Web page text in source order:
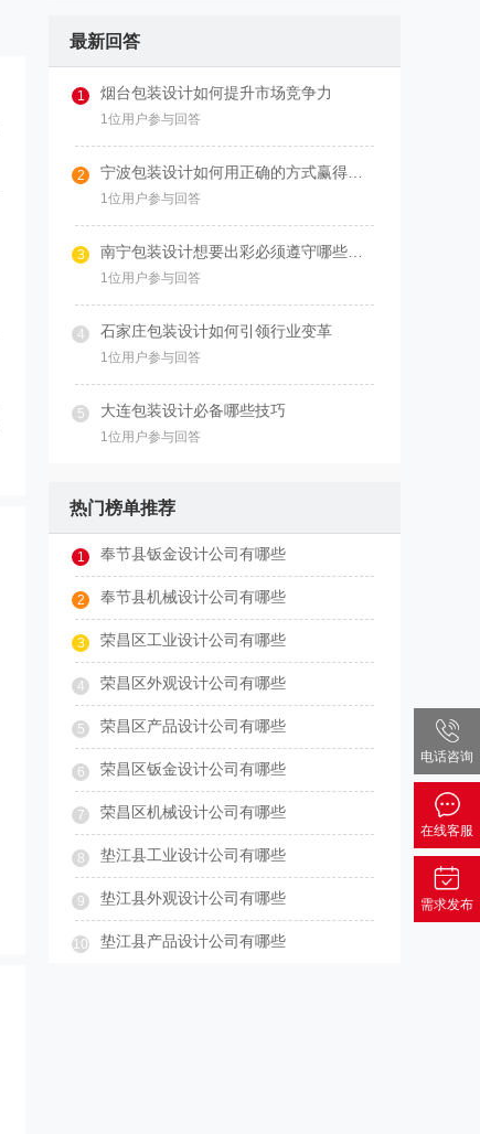
最新回答
1 烟台包装设计如何提升市场竞争力
1位用户参与回答
2
1位用户参与回答
3
1位用户参与回答
4 石家庄包装设计如何引领行业变革
1位用户参与回答
5 大连包装设计必备哪些技巧
1位用户参与回答
热门榜单推荐
1 奉节县钣金设计公司有哪些
2 奉节县机械设计公司有哪些
3 荣昌区工业设计公司有哪些
4 荣昌区外观设计公司有哪些
5 荣昌区产品设计公司有哪些
6 荣昌区钣金设计公司有哪些
7 荣昌区机械设计公司有哪些
8 垫江县工业设计公司有哪些
9 垫江县外观设计公司有哪些
10 垫江县产品设计公司有哪些
电话咨询
在线客服
需求发布